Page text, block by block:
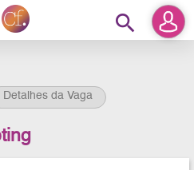
search
Detalhes da Vaga